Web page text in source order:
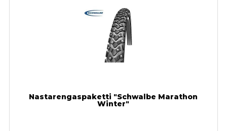
Nastarengaspaketti "Schwalbe Marathon
Winter"